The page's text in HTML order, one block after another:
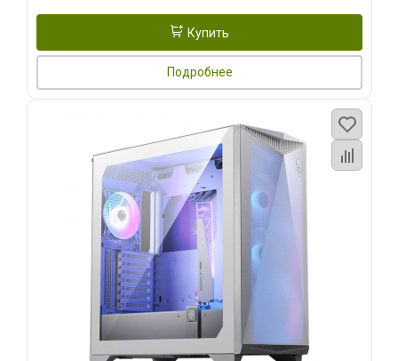
Купить
Подробнее